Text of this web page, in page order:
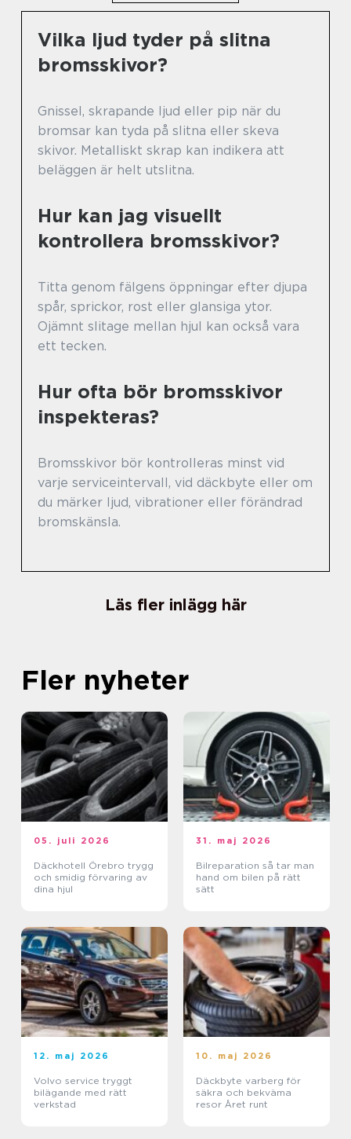
Vilka ljud tyder på slitna
bromsskivor?
Gnissel, skrapande ljud eller pip när du
bromsar kan tyda på slitna eller skeva
skivor. Metalliskt skrap kan indikera att
beläggen är helt utslitna.
Hur kan jag visuellt
kontrollera bromsskivor?
Titta genom fälgens öppningar efter djupa
spår, sprickor, rost eller glansiga ytor.
Ojämnt slitage mellan hjul kan också vara
ett tecken.
Hur ofta bör bromsskivor
inspekteras?
Bromsskivor bör kontrolleras minst vid
varje serviceintervall, vid däckbyte eller om
du märker ljud, vibrationer eller förändrad
bromskänsla.
Läs fler inlägg här
Fler nyheter
05. juli 2026
Däckhotell Örebro trygg
och smidig förvaring av
dina hjul
31. maj 2026
Bilreparation så tar man
hand om bilen på rätt
sätt
12. maj 2026
Volvo service tryggt
bilägande med rätt
verkstad
10. maj 2026
Däckbyte varberg för
säkra och bekväma
resor Året runt